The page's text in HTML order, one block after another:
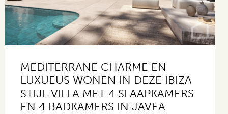
MEDITERRANE CHARME EN
LUXUEUS WONEN IN DEZE IBIZA
STIJL VILLA MET 4 SLAAPKAMERS
EN 4 BADKAMERS IN JAVEA